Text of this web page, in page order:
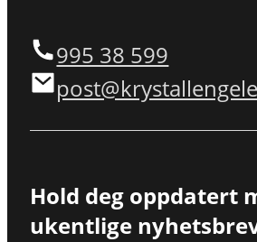
995 38 599
Hold deg oppdatert
ukentlige